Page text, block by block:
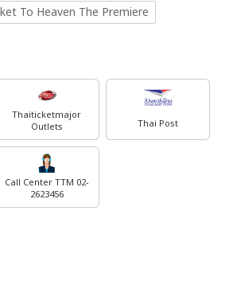
To Heaven The Premiere
Thaiticketmajor
Outlets
Thai Post
Call Center TTM 02-
2623456